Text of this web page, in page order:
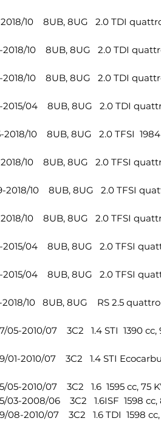
10 8UB, 8UG 2.0 TDI quattro
10 8UB, 8UG 2.0 TDI
10 8UB, 8UG 2.0 TDI
04 8UB, 8UG 2.0 TDI
10 8UB, 8UG 2.0 TFSI 1984
10 8UB, 8UG 2.0 TFSI
10 8UB, 8UG 2.0 TFSI
10 8UB, 8UG 2.0 TFSI
04 8UB, 8UG 2.0 TFSI
04 8UB, 8UG 2.0 TFSI
10 8UB, 8UG RS 2.5
2010/07 3C2 1.4 STI 1390 cc,
2010/07 3C2 1.4 STI
2010/07 3C2 1.6 1595 cc, 75
2008/06 3C2 1.6ISF 1598 cc,
2010/07 3C2 1.6 TDI 1598 cc,